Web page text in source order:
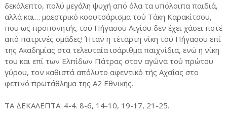
δεκάλεπτο, πολύ μεγάλη ψυχή από όλα τα υπόλοιπα παιδιά,
αλλά και… μαεστρικό κοουτσάρισμα τού Τάκη Καρακίτσου,
που ως προπονητής τού Πήγασου Αιγίου δεν έχει χάσει ποτέ
από πατρινές ομάδες! Ήταν η τέταρτη νίκη τού Πήγασου επί
της Ακαδημίας στα τελευταία ισάριθμα παιχνίδια, ενώ η νίκη
του και επί των Ελπίδων Πάτρας στον αγώνα τού πρώτου
γύρου, τον καθιστά απόλυτο αφεντικό τής Αχαΐας στο
φετινό πρωτάθλημα της Α2 Εθνικής.
ΤΑ ΔΕΚΑΛΕΠΤΑ: 4-4. 8-6, 14-10, 19-17, 21-25.